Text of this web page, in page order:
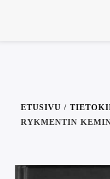
ETUSIVU /
RYKMENTIN